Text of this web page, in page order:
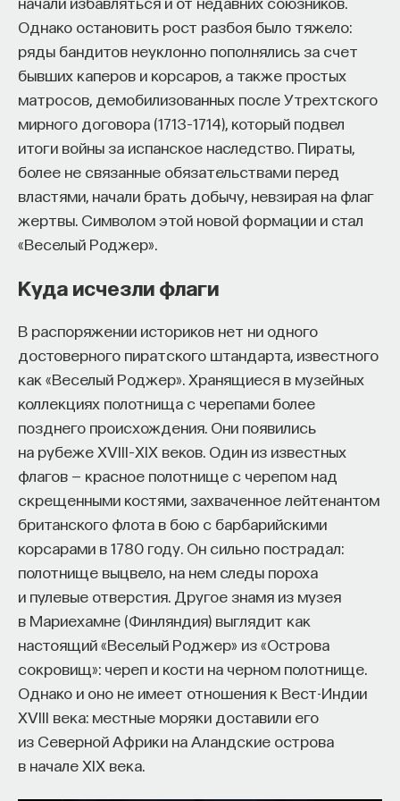
Однако остановить рост разбоя было тяжело:
ряды бандитов неуклонно пополнялись за счет
бывших каперов и корсаров, а также простых
матросов, демобилизованных после Утрехтского
мирного договора (1713–1714), который подвел
итоги войны за испанское наследство. Пираты,
более не связанные обязательствами перед
властями, начали брать добычу, невзирая на флаг
жертвы. Символом этой новой формации и стал
«Веселый Роджер».
Куда исчезли флаги
В распоряжении историков нет ни одного
достоверного пиратского штандарта, известного
как «Веселый Роджер». Хранящиеся в музейных
коллекциях полотнища с черепами более
позднего происхождения. Они появились
на рубеже XVIII–XIX веков. Один из известных
флагов — красное полотнище с черепом над
скрещенными костями, захваченное лейтенантом
британского флота в бою с барбарийскими
корсарами в 1780 году. Он сильно пострадал:
полотнище выцвело, на нем следы пороха
и пулевые отверстия. Другое знамя из музея
в Мариехамне (Финляндия) выглядит как
настоящий «Веселый Роджер» из «Острова
сокровищ»: череп и кости на черном полотнище.
Однако и оно не имеет отношения к Вест-Индии
XVIII века: местные моряки доставили его
из Северной Африки на Аландские острова
в начале XIX века.
в исследовательской сфере — это ваш шанс
выйти на глобальный уровень. Помогите вместе
приблизить Четвёртую индустриальную
революцию и найти своё место в инновационном
будущем! ​
Заполните анкету и загрузите своё резюме,
https://postnauka.org/link/tal1125_blog1
11/24/2025
НАПИСАТЬ НАМ
НАД МАТЕРИАЛОМ РАБОТАЛИ
ПостНаука
команда ПостНауки
Сения Долгачева
редактор ПостНауки
ТЕХНОЛОГИИ
644 публикации
ТЕХНОЛОГИИ МАТЕМАТИКА ОБРАЗОВАНИЕ
НАУКА БИОТЕХНОЛОГИИ
ПРОГРАММНАЯ ИНЖЕНЕРИЯ